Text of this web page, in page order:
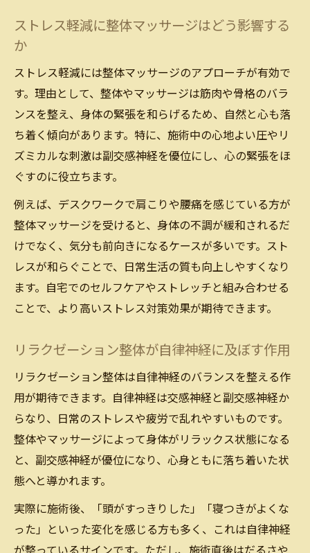
ストレス軽減に整体マッサージはどう影響する
か
ストレス軽減には整体マッサージのアプローチが有効で
す。理由として、整体やマッサージは筋肉や骨格のバラ
ンスを整え、身体の緊張を和らげるため、自然と心も落
ち着く傾向があります。特に、施術中の心地よい圧やリ
ズミカルな刺激は副交感神経を優位にし、心の緊張をほ
ぐすのに役立ちます。
例えば、デスクワークで肩こりや腰痛を感じている方が
整体マッサージを受けると、身体の不調が緩和されるだ
けでなく、気分も前向きになるケースが多いです。スト
レスが和らぐことで、日常生活の質も向上しやすくなり
ます。自宅でのセルフケアやストレッチと組み合わせる
ことで、より高いストレス対策効果が期待できます。
リラクゼーション整体が自律神経に及ぼす作用
リラクゼーション整体は自律神経のバランスを整える作
用が期待できます。自律神経は交感神経と副交感神経か
らなり、日常のストレスや疲労で乱れやすいものです。
整体やマッサージによって身体がリラックス状態になる
と、副交感神経が優位になり、心身ともに落ち着いた状
態へと導かれます。
実際に施術後、「頭がすっきりした」「寝つきがよくな
った」といった変化を感じる方も多く、これは自律神経